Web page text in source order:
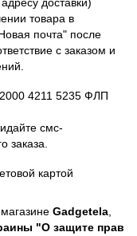
доставки)
товара в
почта" после
с заказом и
4211 5235 ФЛП
смс-
заказа.
картой
Gadgetela,
"О защите прав